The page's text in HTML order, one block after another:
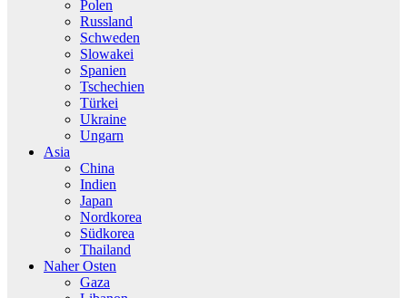
Polen
Russland
Schweden
Slowakei
Spanien
Tschechien
Türkei
Ukraine
Ungarn
Asia
China
Indien
Japan
Nordkorea
Südkorea
Thailand
Naher Osten
Gaza